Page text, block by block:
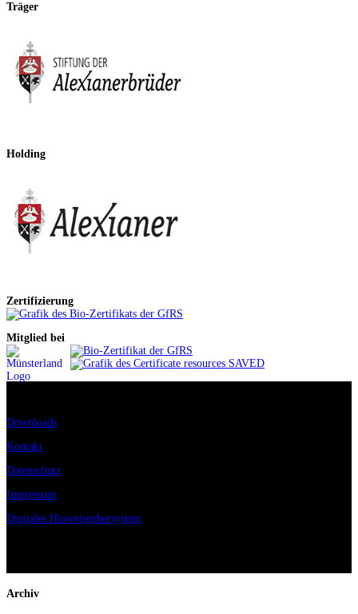
Träger
Holding
Zertifizierung
Mitglied bei
Downloads
Kontakt
Datenschutz
Impressum
Digitales Hinweisgebersystem
Archiv